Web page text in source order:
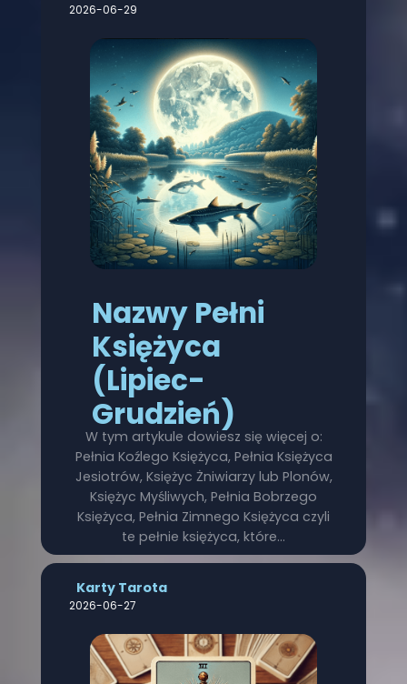
2026-06-29
Nazwy Pełni
Księżyca
(Lipiec-
Grudzień)
W tym artykule dowiesz się więcej o:
Pełnia Koźlego Księżyca, Pełnia Księżyca
Jesiotrów, Księżyc Żniwiarzy lub Plonów,
Księżyc Myśliwych, Pełnia Bobrzego
Księżyca, Pełnia Zimnego Księżyca czyli
te pełnie księżyca, które…
Karty Tarota
2026-06-27